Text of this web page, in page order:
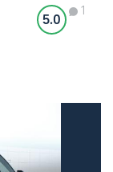
5.0
1